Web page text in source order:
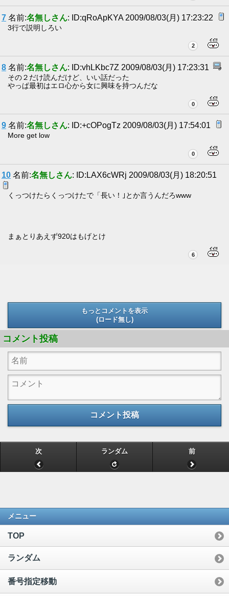
7 名前:名無しさん: ID:qRoApKYA 2009/08/03(月) 17:23:22
3行で説明しろい
2
8 名前:名無しさん: ID:vhLKbc7Z 2009/08/03(月) 17:23:31
その２だけ読んだけど、いい話だった
やっぱ最初はエロ心から女に興味を持つんだな
0
9 名前:名無しさん: ID:+cOPogTz 2009/08/03(月) 17:54:01
More get low
0
10 名前:名無しさん: ID:LAX6cWRj 2009/08/03(月) 18:20:51
くっつけたらくっつけたで「長い！｣とか言うんだろwww
まぁとりあえず920はもげとけ
6
もっとコメントを表示
(ロード無し)
コメント投稿
コメント投稿
次 ランダム 前
メニュー
TOP
ランダム
番号指定移動